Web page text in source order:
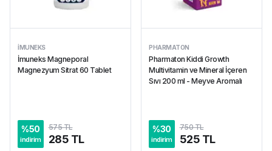
İMUNEKS
İmuneks Magneporal
Magnezyum Sitrat 60 Tablet
%50
indirim
575 TL
285 TL
PHARMATON
Pharmaton Kiddi Growth
Multivitamin ve Mineral İçeren
Sıvı 200 ml - Meyve Aromalı
%30
indirim
750 TL
525 TL